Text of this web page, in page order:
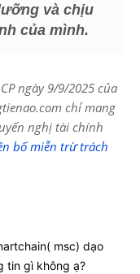
và chịu
của mình.
ngày 9/9/2025 của
chỉ mang
nghị tài chính
bố miễn trừ trách
msc) dạo
tin gì không ạ?